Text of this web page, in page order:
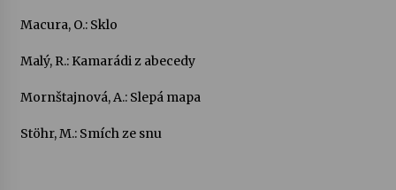
Macura, O.: Sklo
Malý, R.: Kamarádi z abecedy
Mornštajnová, A.: Slepá mapa
Stöhr, M.: Smích ze snu